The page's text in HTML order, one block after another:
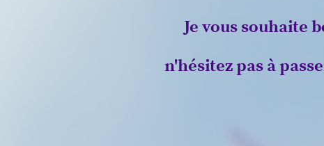
Je vous souhaite
n'hésitez pas à